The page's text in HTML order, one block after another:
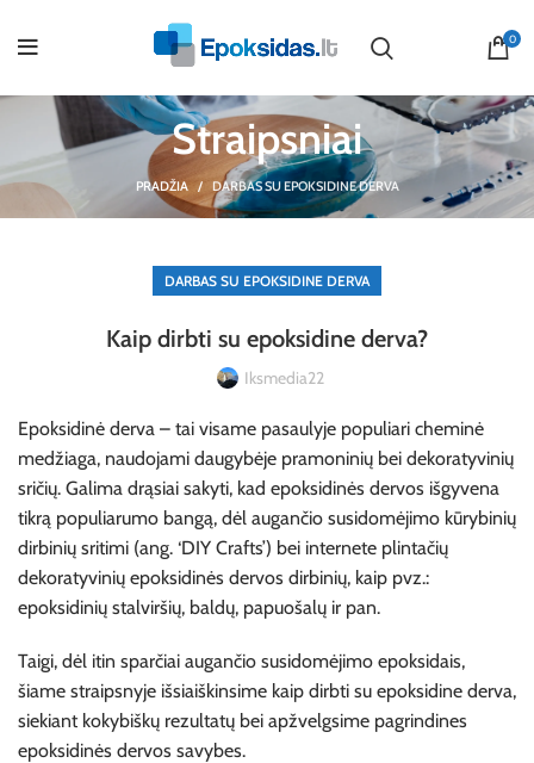
0
Straipsniai
PRADŽIA DARBAS SU EPOKSIDINE DERVA
DARBAS SU EPOKSIDINE DERVA
Kaip dirbti su epoksidine derva?
Iksmedia22
Epoksidinė derva – tai visame pasaulyje populiari cheminė
medžiaga, naudojami daugybėje pramoninių bei dekoratyvinių
sričių. Galima drąsiai sakyti, kad epoksidinės dervos išgyvena
tikrą populiarumo bangą, dėl augančio susidomėjimo kūrybinių
dirbinių sritimi (ang. ‘DIY Crafts’) bei internete plintačių
dekoratyvinių epoksidinės dervos dirbinių, kaip pvz.:
epoksidinių stalviršių, baldų, papuošalų ir pan.
Taigi, dėl itin sparčiai augančio susidomėjimo epoksidais,
šiame straipsnyje išsiaiškinsime kaip dirbti su epoksidine derva,
siekiant kokybiškų rezultatų bei apžvelgsime pagrindines
epoksidinės dervos savybes.